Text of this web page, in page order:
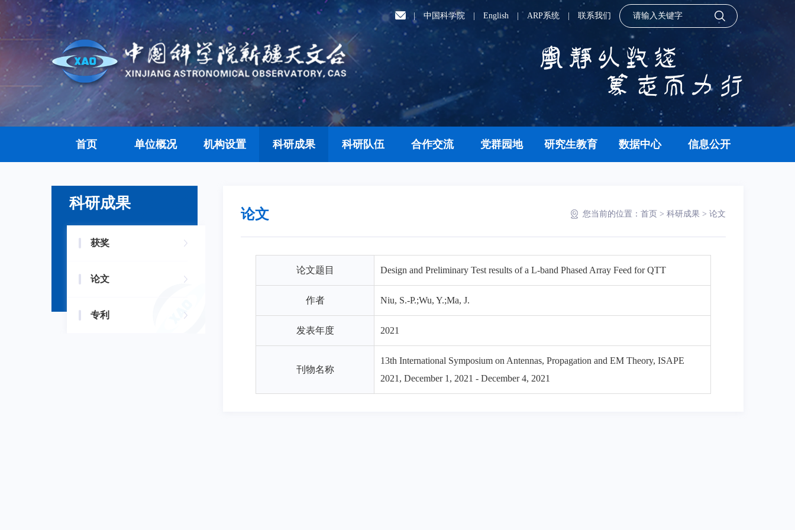
| 中国科学院 English ARP系统 联系我们
首页 单位概况 机构设置 科研成果 科研队伍 合作交流 党群园地 研究生教育 数据中心 信息公开
科研成果
获奖
论文
专利
您当前的位置： 首页 > 科研成果 > 论文
论文
论文题目 Design and Preliminary Test results of a L-band Phased Array Feed for QTT
作者 Niu, S.-P.;Wu, Y.;Ma, J.
发表年度 2021
刊物名称
13th International Symposium on Antennas, Propagation and EM Theory, ISAPE
2021, December 1, 2021 - December 4, 2021